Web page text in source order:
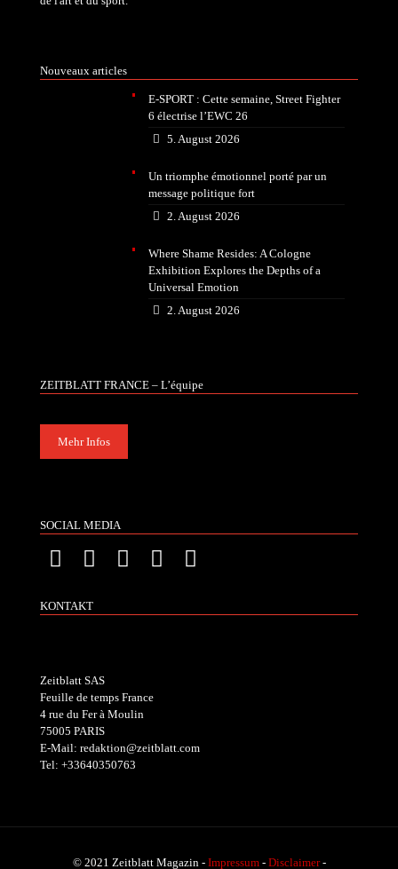
Nouveaux articles
E-SPORT : Cette semaine, Street Fighter
6 électrise l’EWC 26
5. August 2026
Un triomphe émotionnel porté par un
message politique fort
2. August 2026
Where Shame Resides: A Cologne
Exhibition Explores the Depths of a
Universal Emotion
2. August 2026
ZEITBLATT FRANCE – L’équipe
Mehr Infos
SOCIAL MEDIA
KONTAKT
Zeitblatt SAS
Feuille de temps France
4 rue du Fer à Moulin
75005 PARIS
E-Mail: redaktion@zeitblatt.com
Tel: +33640350763
© 2021 Zeitblatt Magazin - Impressum- Disclaimer-